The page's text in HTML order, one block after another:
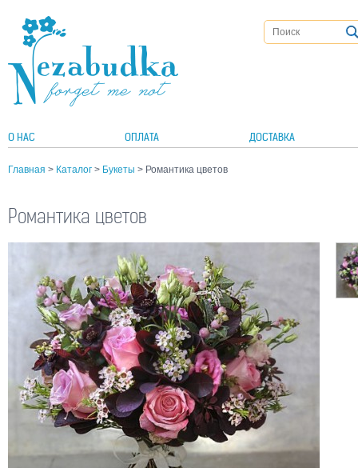
О НАС ОПЛАТА ДОСТАВКА
Главная > Каталог > Букеты > Романтика цветов
Романтика цветов